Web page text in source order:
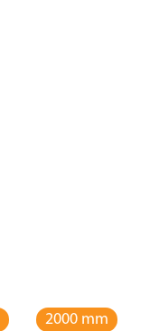
2000 mm